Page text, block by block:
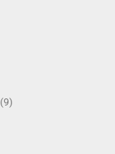
(9)